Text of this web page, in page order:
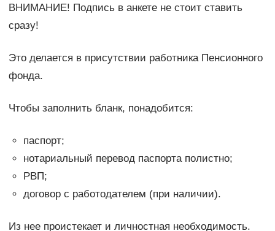
ВНИМАНИЕ! Подпись в анкете не стоит ставить
сразу!
Это делается в присутствии работника Пенсионного
фонда.
Чтобы заполнить бланк, понадобится:
паспорт;
нотариальный перевод паспорта полистно;
РВП;
договор с работодателем (при наличии).
Из нее проистекает и личностная необходимость.